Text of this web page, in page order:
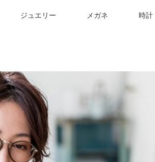
ジュエリー メガネ 時計